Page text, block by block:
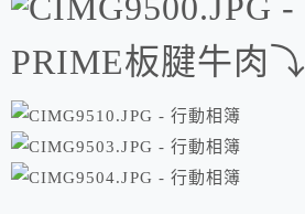
PRIME板腱牛肉⤵